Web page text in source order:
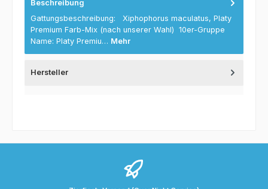
Beschreibung
Gattungsbeschreibung: Xiphophorus maculatus, Platy
Premium Farb-Mix (nach unserer Wahl) 10er-Gruppe
Name: Platy Premiu… Mehr
Hersteller